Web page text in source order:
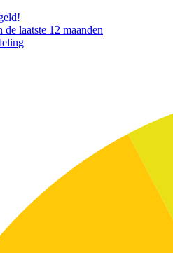
laatste 12 maanden